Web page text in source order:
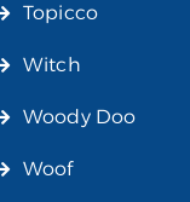
Topicco
Witch
Woody Doo
Woof